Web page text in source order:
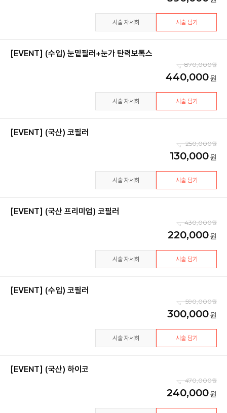
시술 자세히 시술 담기
[EVENT] (수입) 눈밑필러+눈가 탄력보톡스
870,000
440,000
시술 자세히 시술 담기
[EVENT] (국산) 코필러
250,000
130,000
시술 자세히 시술 담기
[EVENT] (국산 프리미엄) 코필러
430,000
220,000
시술 자세히 시술 담기
[EVENT] (수입) 코필러
590,000
300,000
시술 자세히 시술 담기
[EVENT] (국산) 하이코
470,000
240,000